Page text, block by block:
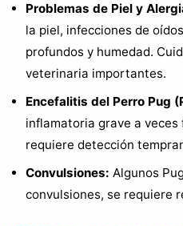
Problemas de Piel y
la piel, infecciones de
profundos y humedad.
veterinaria importantes.
Encefalitis del Perro Pug
inflamatoria grave a veces
requiere detección
Convulsiones: Algunos
convulsiones, se requiere